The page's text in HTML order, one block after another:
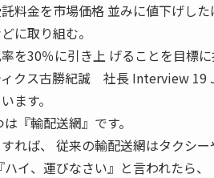
料金を市場価格 並みに値下げし
に取り組む。
を30％に引き上 げることを目標に
ィクス古勝紀誠 社長 Interview 19
ます。
『輸配送網』です。
れば、 従来の輸配送網はタクシー
イ、運びなさい』と言われたら